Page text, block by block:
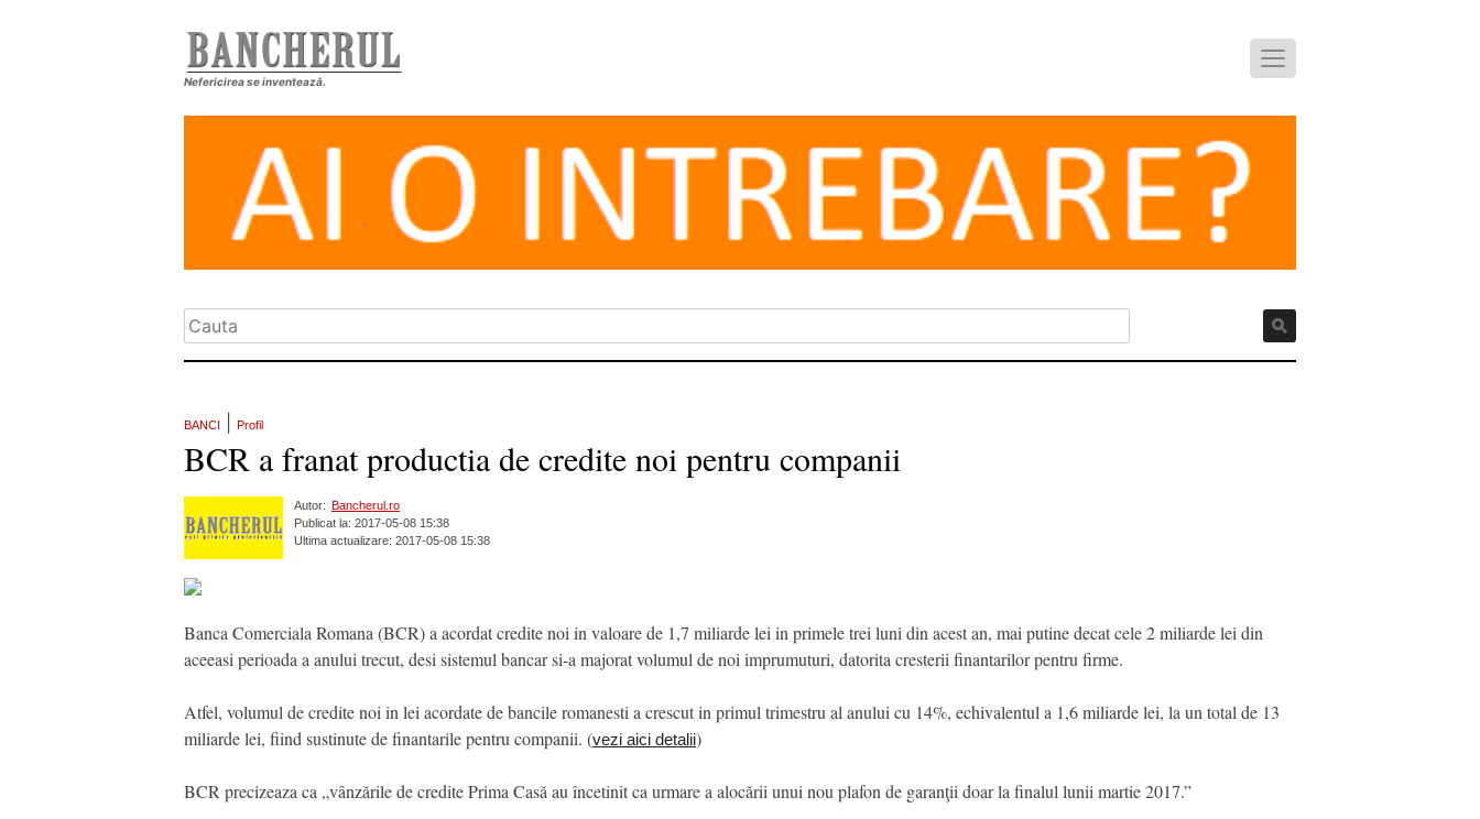
Nefericirea se inventează.
BANCI Profil
BCR a franat productia de credite noi pentru companii
Autor:
Bancherul.ro
Publicat la: 2017-05-08 15:38
Ultima actualizare: 2017-05-08 15:38
Banca Comerciala Romana (BCR) a acordat credite noi in valoare de 1,7 miliarde lei in primele trei luni din acest an, mai putine decat cele 2 miliarde lei din
aceeasi perioada a anului trecut, desi sistemul bancar si-a majorat volumul de noi imprumuturi, datorita cresterii finantarilor pentru firme.
Atfel, volumul de credite noi in lei acordate de bancile romanesti a crescut in primul trimestru al anului cu 14%, echivalentul a 1,6 miliarde lei, la un total de 13
miliarde lei, fiind sustinute de finantarile pentru companii. (vezi aici detalii)
BCR precizeaza ca „vânzările de credite Prima Casă au încetinit ca urmare a alocării unui nou plafon de garanţii doar la finalul lunii martie 2017.”